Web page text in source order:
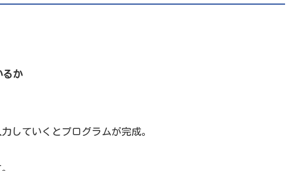
るか
していくとプログラムが完成。